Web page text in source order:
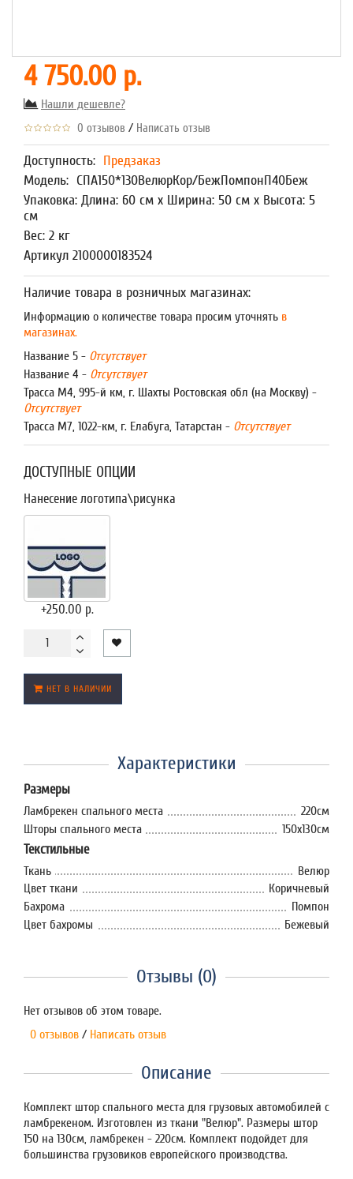
4 750.00 р.
Нашли дешевле?
0 отзывов / Написать отзыв
Доступность: Предзаказ
Модель: СПА150*130ВелюрКор/БежПомпонП40Беж
Упаковка: Длина: 60 см x Ширина: 50 см x Высота: 5
см
Вес: 2 кг
Артикул 2100000183524
Наличие товара в розничных магазинах:
Информацию о количестве товара просим уточнять в
магазинах.
Название 5 - Отсутствует
Название 4 - Отсутствует
Трасса М4, 995-й км, г. Шахты Ростовская обл (на Москву) -
Отсутствует
Трасса М7, 1022-км, г. Елабуга, Татарстан - Отсутствует
ДОСТУПНЫЕ ОПЦИИ
Нанесение логотипа\рисунка
+250.00 р.
НЕТ В НАЛИЧИИ
Характеристики
Размеры
Ламбрекен спального места
220см
Шторы спального места
150х130см
Текстильные
Ткань
Велюр
Цвет ткани
Коричневый
Бахрома
Помпон
Цвет бахромы
Бежевый
Отзывы (0)
Нет отзывов об этом товаре.
0 отзывов / Написать отзыв
Описание
Комплект штор спального места для грузовых автомобилей с
ламбрекеном. Изготовлен из ткани "Велюр". Размеры штор
150 на 130см, ламбрекен - 220см. Комплект подойдет для
большинства грузовиков европейского производства.